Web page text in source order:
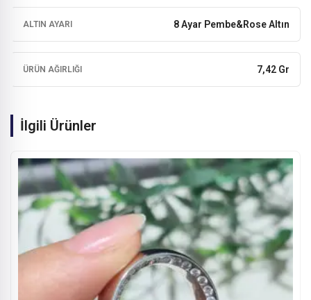
ALTIN AYARI 8 Ayar Pembe&Rose Altın
ÜRÜN AĞIRLIĞI 7,42 Gr
İlgili Ürünler